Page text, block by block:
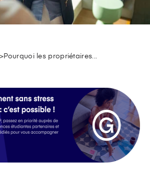
>Pourquoi les propriétaires...